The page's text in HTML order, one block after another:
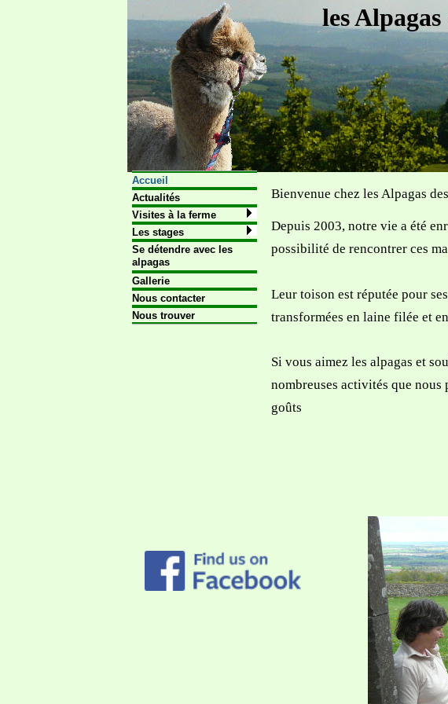
les
Accueil
Actualités
Visites à la ferme
Les stages
Se détendre avec les
alpagas
Gallerie
Nous contacter
Nous trouver
Bienvenue chez les Alpagas
Depuis 2003, notre vie a été
possibilité de rencontrer ces
Leur toison est réputée pour
transformées en laine filée et
Si vous aimez les alpagas et
nombreuses activités que
goûts